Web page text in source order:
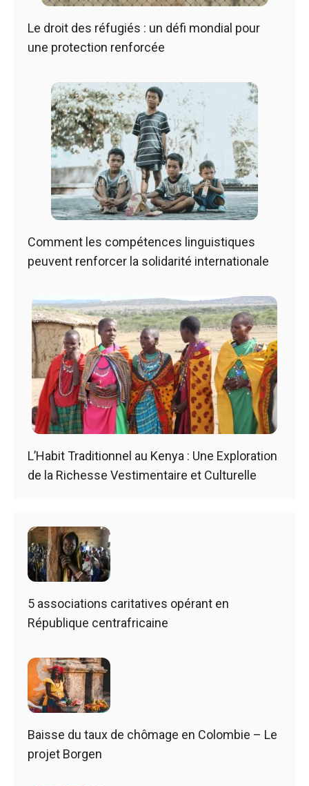
Le droit des réfugiés : un défi mondial pour
une protection renforcée
Comment les compétences linguistiques
peuvent renforcer la solidarité internationale
L’Habit Traditionnel au Kenya : Une Exploration
de la Richesse Vestimentaire et Culturelle
5 associations caritatives opérant en
République centrafricaine
Baisse du taux de chômage en Colombie – Le
projet Borgen